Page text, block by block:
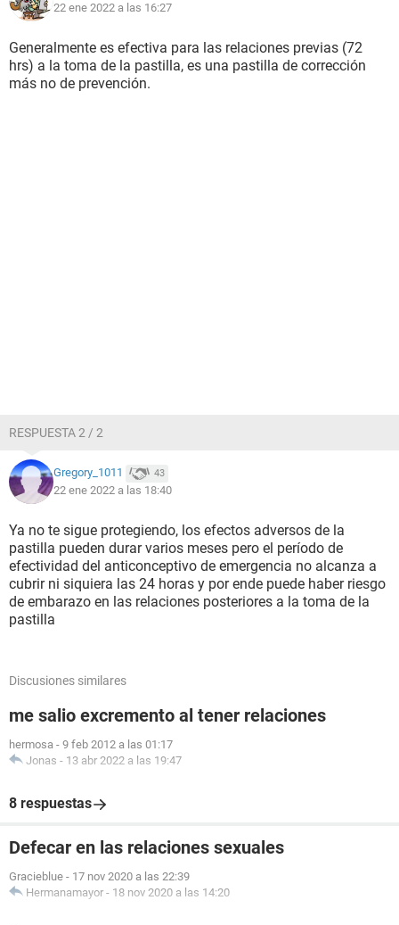
22 ene 2022 a las 16:27
Generalmente es efectiva para las relaciones previas (72
hrs) a la toma de la pastilla, es una pastilla de corrección
más no de prevención.
RESPUESTA 2 / 2
Gregory_1011 43
22 ene 2022 a las 18:40
Ya no te sigue protegiendo, los efectos adversos de la
pastilla pueden durar varios meses pero el período de
efectividad del anticonceptivo de emergencia no alcanza a
cubrir ni siquiera las 24 horas y por ende puede haber riesgo
de embarazo en las relaciones posteriores a la toma de la
pastilla
Discusiones similares
me salio excremento al tener relaciones
hermosa - 9 feb 2012 a las 01:17
Jonas - 13 abr 2022 a las 19:47
8 respuestas
Defecar en las relaciones sexuales
Gracieblue - 17 nov 2020 a las 22:39
Hermanamayor - 18 nov 2020 a las 14:20